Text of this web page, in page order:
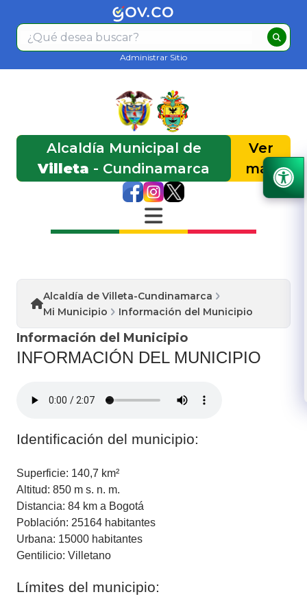
Administrar Sitio
Alcaldía Municipal de
Villeta - Cundinamarca
Ver
más
Alcaldía de Villeta-Cundinamarca
Mi Municipio
Información del Municipio
Información del Municipio
INFORMACIÓN DEL MUNICIPIO
​Identificación del municipio:
Superficie: 140,7 km²
Altitud: 850 m s. n. m.
Distancia: 84 km a Bogotá
Población: 25164 habitantes
Urbana: 15000 habitantes
Gentilicio: Villetano
Límites del municipio: